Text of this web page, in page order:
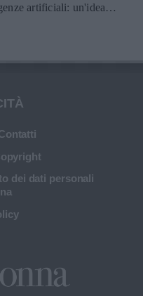
artificiali: un'idea
dei dati personali